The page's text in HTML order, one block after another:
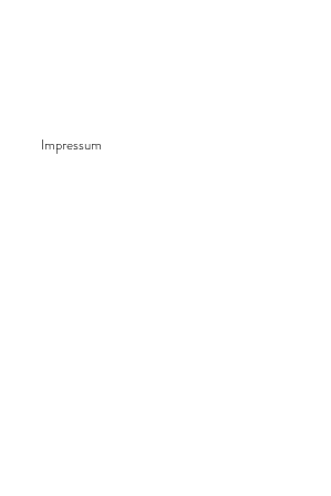
Impressum